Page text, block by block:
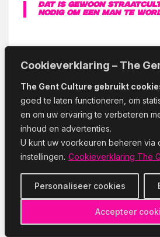
Cookieverklaring – The
The Gent Culture gebruikt
goed te laten functioneren, om
en om uw ervaring te verbeteren
inhoud en advertenties.
U kunt uw voorkeuren beheren via
instellingen. Cookieverklaring The
Personaliseer cookies
Accepteer
Dat is gewoon
nodig om een man te
ook iets wat hij van jongs af
aanleert. “Ik ben opgegroeid
toch wat meer een
vrienden leert kennen die het
menen. Je denkt dan dat je op
vertrouwen. Dan staan zij er
gewoon straatcultuur en heb
man te worden. In die
wel fijn als je